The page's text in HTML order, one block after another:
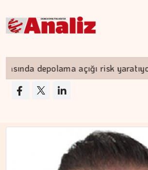
risk yaratıyor